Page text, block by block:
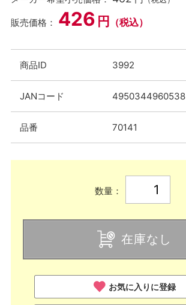
販売価格： 426 円 （税込）
商品ID 3992
JANコード 4950344960538
品番 70141
数量：
在庫なし
お気に入りに登録